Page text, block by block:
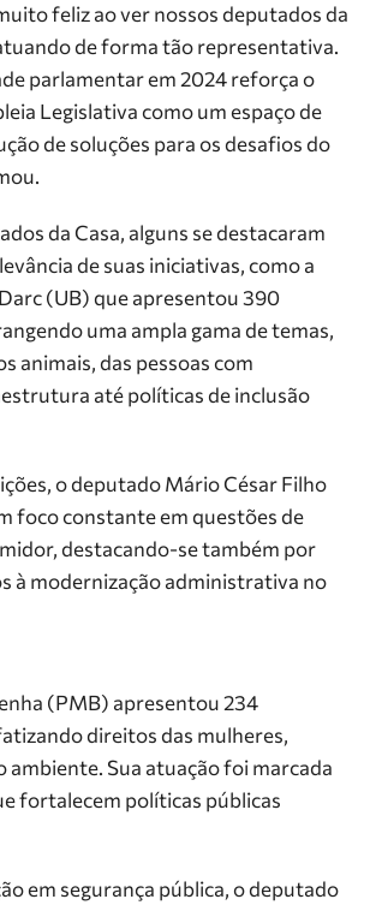
feliz ao ver nossos deputados da
de forma tão representativa.
parlamentar em 2024 reforça o
Legislativa como um espaço de
de soluções para os desafios do
da Casa, alguns se destacaram
de suas iniciativas, como a
(UB) que apresentou 390
uma ampla gama de temas,
animais, das pessoas com
até políticas de inclusão
o deputado Mário César Filho
foco constante em questões de
destacando-se também por
à modernização administrativa no
(PMB) apresentou 234
direitos das mulheres,
ambiente. Sua atuação foi marcada
fortalecem políticas públicas
em segurança pública, o deputado